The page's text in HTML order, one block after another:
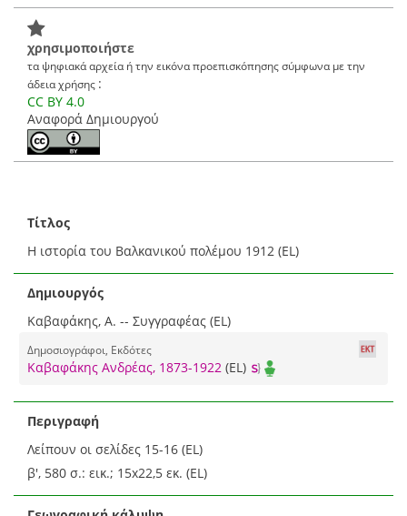
χρησιμοποιήστε
τα ψηφιακά αρχεία ή την εικόνα προεπισκόπησης σύμφωνα με την
άδεια χρήσης :
CC BY 4.0
Αναφορά Δημιουργού
Τίτλος
Η ιστορία του Βαλκανικού πολέμου 1912 (EL)
Δημιουργός
Καβαφάκης, Α. -- Συγγραφέας (EL)
Δημοσιογράφοι, Εκδότες
Καβαφάκης Ανδρέας, 1873-1922 (EL)
Περιγραφή
Λείπουν οι σελίδες 15-16 (EL)
β', 580 σ.: εικ.; 15x22,5 εκ. (EL)